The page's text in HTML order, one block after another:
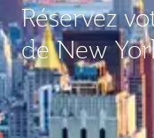
Réservez
de New